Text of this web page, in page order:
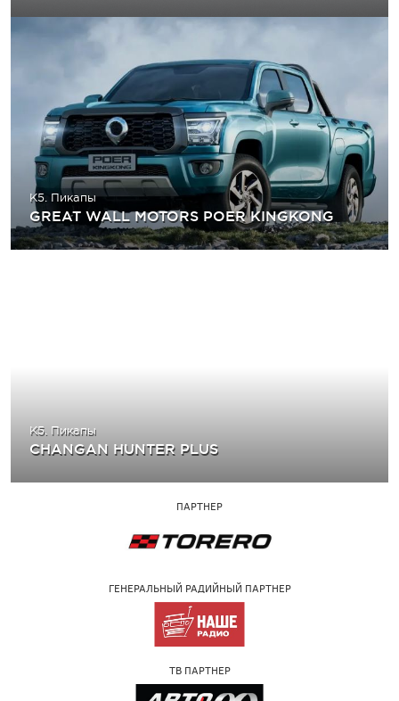
K5. Пикапы
GREAT WALL MOTORS POER KINGKONG
K5. Пикапы
CHANGAN HUNTER PLUS
ПАРТНЕР
ГЕНЕРАЛЬНЫЙ РАДИЙНЫЙ ПАРТНЕР
ТВ ПАРТНЕР